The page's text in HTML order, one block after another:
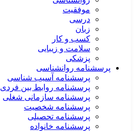
موفقیت
درسی
زبان
کسب و کار
سلامت و زیبایی
پزشکی
پرسشنامه روانشناسی
پرسشنامه آسیب شناسی
پرسشنامه روابط بین فردی
پرسشنامه سازمانی شغلی
پرسشنامه شخصیت
پرسشنامه تحصیلی
پرسشنامه خانواده